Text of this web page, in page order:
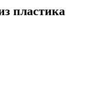
пластика